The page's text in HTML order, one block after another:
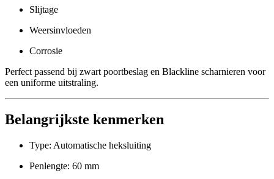
Slijtage
Weersinvloeden
Corrosie
Perfect passend bij zwart poortbeslag en Blackline scharnieren voor
een uniforme uitstraling.
Belangrijkste kenmerken
Type: Automatische heksluiting
Penlengte: 60 mm